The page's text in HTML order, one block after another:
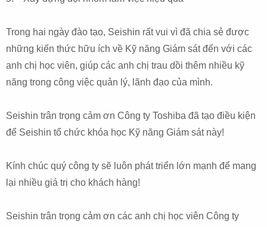
Trong hai ngày đào tạo, Seishin rất vui vì đã chia sẻ được
những kiến thức hữu ích về Kỹ năng Giám sát đến với các
anh chị học viên, giúp các anh chị trau dồi thêm nhiều kỹ
năng trong công việc quản lý, lãnh đạo của mình.
Seishin trân trọng cảm ơn Công ty Toshiba đã tạo điều kiện
để Seishin tổ chức khóa học Kỹ năng Giám sát này!
Kính chúc quý công ty sẽ luôn phát triển lớn mạnh để mang
lại nhiều giá trị cho khách hàng!
Seishin trân trọng cảm ơn các anh chị học viên Công ty